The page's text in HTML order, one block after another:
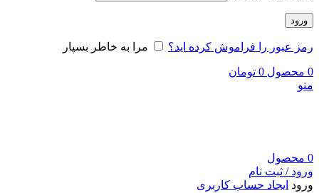
ورود
رمز عبور را فراموش کرده اید؟ مرا به خاطر بسپار
0 محصول 0 تومان
منو
0 محصول
ورود / ثبت نام
ورود ایجاد حساب کاربری